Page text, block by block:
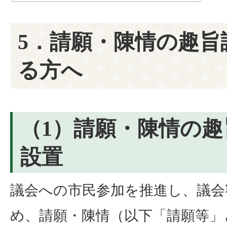
5．請願・陳情の趣
る方へ
（1）請願・陳情の
設置
議会への市民参加を推進し、議
め、請願・陳情（以下「請願等